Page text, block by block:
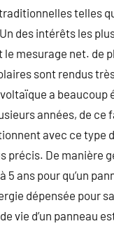
telles
des intérêts les
mesurage net. de
sont rendus
a beaucoup
années, de ce
avec ce type
précis. De manière
5 ans pour qu’un
dépensée pour
vie d’un panneau